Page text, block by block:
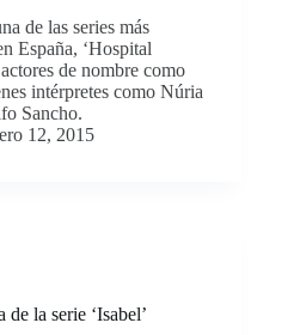
de las series más
España, ‘Hospital
de nombre como
intérpretes como Núria
Sancho.
12, 2015
la serie ‘Isabel’